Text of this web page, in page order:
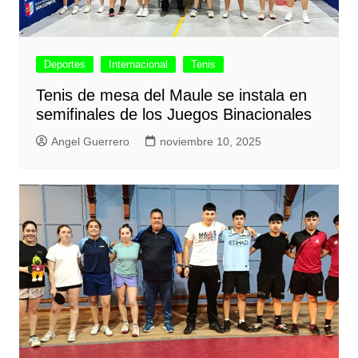
Deportes Internacional Tenis
Tenis de mesa del Maule se instala en
semifinales de los Juegos Binacionales
Angel Guerrero noviembre 10, 2025